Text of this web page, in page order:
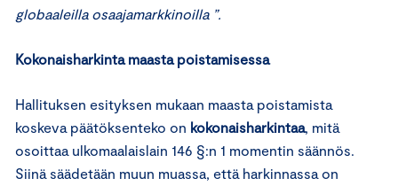
globaaleilla osaajamarkkinoilla ”.
Kokonaisharkinta maasta poistamisessa
Hallituksen esityksen mukaan maasta poistamista
koskeva päätöksenteko on kokonaisharkintaa, mitä
osoittaa ulkomaalaislain 146 §:n 1 momentin säännös.
Siinä säädetään muun muassa, että harkinnassa on